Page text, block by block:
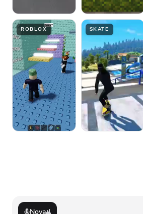
ROBLOX SKATE
Nova